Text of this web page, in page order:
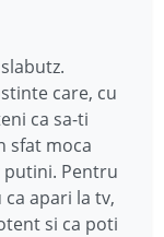
care, cu
ca sa-ti
sfat moca
putini. Pentru
apari la tv,
si ca poti